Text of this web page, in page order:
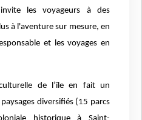
invite les voyageurs à des
à l'aventure sur mesure, en
et les voyages en
de l’île en fait un
diversifiés (15 parcs